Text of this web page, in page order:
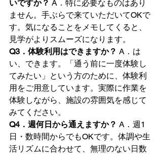
いですか？ A．特に必要なものはあり
ません。手ぶらで来ていただいてOKで
す。気になることをメモしてくると、
見学がよりスムーズになります。
Q3．体験利用はできますか？ A．は
い、できます。「通う前に一度体験し
てみたい」という方のために、体験利
用をご用意しています。実際に作業を
体験しながら、施設の雰囲気を感じて
みてください。
Q4．週何日から通えますか？ A．週1
日・数時間からでもOKです。体調や生
活リズムに合わせて、無理のない日数